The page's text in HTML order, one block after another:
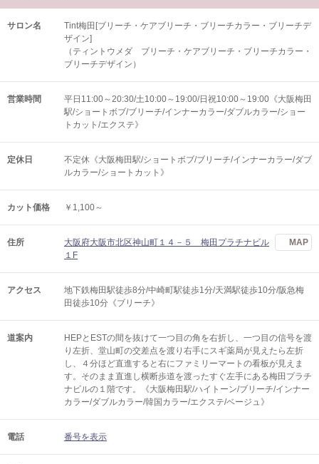
サロン名
Tint梅田[ブリーチ・ケアブリーチ・ブリーチカラー・ブリーチデ
ザイン]
（ティントウメダ ブリーチ・ケアブリーチ・ブリーチカラー・
ブリーチデザイン）
営業時間
平日11:00～20:30/土10:00～19:00/日祝10:00～19:00《大阪梅田
駅/ショートボブ/ブリーチ/インナーカラー/ダブルカラー/ショー
トカット/エクステ》
定休日
不定休《大阪梅田駅/ショートボブ/ブリーチ/インナーカラー/ダブ
ルカラー/ショートカット》
カット価格 ￥1,100～
住所
大阪府大阪市北区神山町１４－５ 梅田プラチナビル
１F
MAP
アクセス
地下鉄梅田駅徒歩8分/中崎町駅徒歩1分/天満駅徒歩10分/阪急梅
田徒歩10分《ブリーチ》
道案内
HEPとESTの間を抜けて一つ目の角を右折し、一つ目の信号を渡
り左折、堂山町の交差点を渡り右手にスギ薬局が見えたら左折
し、４分ほど直進すると右にファミリーマートの看板が見えま
す。そのまま直進し横断歩道を渡ったすぐ左手にある梅田プラチ
ナビルの１階です。《大阪梅田駅/ハイトーン/ブリーチ/インナー
カラー/ダブルカラー/韓国カラー/エクステ/ベージュ》
電話 番号を表示